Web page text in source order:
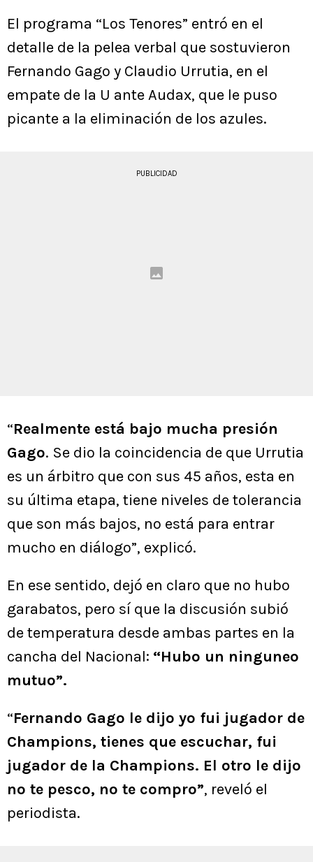
El programa “Los Tenores” entró en el
detalle de la pelea verbal que sostuvieron
Fernando Gago y Claudio Urrutia, en el
empate de la U ante Audax, que le puso
picante a la eliminación de los azules.
PUBLICIDAD
“Realmente está bajo mucha presión
Gago. Se dio la coincidencia de que Urrutia
es un árbitro que con sus 45 años, esta en
su última etapa, tiene niveles de tolerancia
que son más bajos, no está para entrar
mucho en diálogo”, explicó.
En ese sentido, dejó en claro que no hubo
garabatos, pero sí que la discusión subió
de temperatura desde ambas partes en la
cancha del Nacional: “Hubo un ninguneo
mutuo”.
“Fernando Gago le dijo yo fui jugador de
Champions, tienes que escuchar, fui
jugador de la Champions. El otro le dijo
no te pesco, no te compro”, reveló el
periodista.